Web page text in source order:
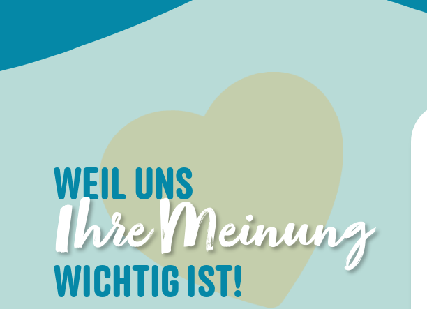
WEIL UNS
Ihre Meinung
WICHTIG IST!